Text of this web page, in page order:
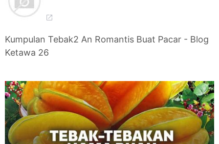
Kumpulan Tebak2 An Romantis Buat Pacar - Blog
Ketawa 26